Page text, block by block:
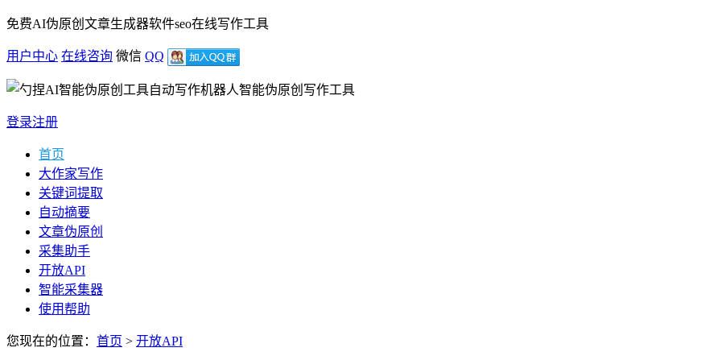
免费AI伪原创文章生成器软件seo在线写作工具
用户中心 在线咨询 微信 QQ
智能伪原创写作工具
登录注册
首页
大作家写作
关键词提取
自动摘要
文章伪原创
采集助手
开放API
智能采集器
使用帮助
您现在的位置： 首页 > 开放API